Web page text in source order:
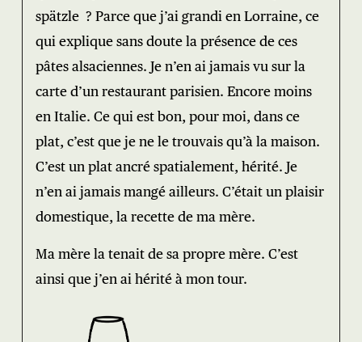
spätzle ? Parce que j’ai grandi en Lorraine, ce
qui explique sans doute la présence de ces
pâtes alsaciennes. Je n’en ai jamais vu sur la
carte d’un restaurant parisien. Encore moins
en Italie. Ce qui est bon, pour moi, dans ce
plat, c’est que je ne le trouvais qu’à la maison.
C’est un plat ancré spatialement, hérité. Je
n’en ai jamais mangé ailleurs. C’était un plaisir
domestique, la recette de ma mère.
Ma mère la tenait de sa propre mère. C’est
ainsi que j’en ai hérité à mon tour.